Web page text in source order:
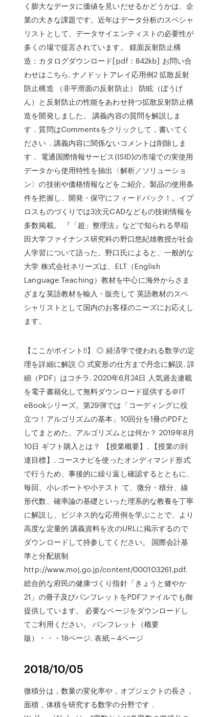
く膨大なデータに価値を見いだせるかどうかは、企
業の大きな課題です。近年はデータ分析のスペシャ
リストとして、データサイエンティストの必要性が
多くの場で提言されています。 鏡面反射防止構
造：カタログダウンロード[pdf：842kb] お問い合
わせはこちら. ナノドットアレイ応用例2 拡散反射
防止構造 （非平滑面の反射防止） 防眩（ぼうげ
ん）と反射防止の性能をあわせ持つ拡散反射防止構
造を開発しました。 講義内容の質問を解説しま
す．質問はCommentsをクリックして，書いてく
ださい．講義内容に関係ないコメントは削除しま
す． 電通国際情報サービス(ISID)の市場での実使用
データから使用特性を抽出〈解析／ソリューショ
ン〉の技術や価格情報などをご紹介。製品の使用条
件を把握し、開発・保守にフィードバック！。イプ
ロスものづくりでは3次元CADなどもの技術情報を
多数掲載。 『「超」整理法』などで知られる早稲
田大学ファイナンス研究科の野口悠紀雄教授が社会
人学習について語った。野口氏によると、一般的な
大学 株式会社ネリーズは、ELT（English
Language Teaching）教材を中心に海外からさま
ざまな英語教材を輸入・販売して 英語教材のスペ
シャリストとして国内のお客様のニーズにお応えし
ます。
【ここがポイント!!】 ◎ 経済学で使われる数学の定
理を詳細に解説 ◎ 式変形の仕方まで丹念に解説. 詳
細（PDF）はコチラ. 2020年6月24日 人気過去連載
を電子書籍化して無料ダウンロード提供する＠IT
eBookシリーズ。第29弾では「コーディングに役
立つ！アルゴリズムの基本」10回分を1冊のPDFと
してまとめた。アルゴリズムとは何か？ 2019年8月
10日 ギフト購入とは？ 【授業概要】. 【授業の到
達目標】. コースナビを使ったオンディマンド形式
で行うため、事後的に繰り返し確認するとともに、
毎回、小レポートや小テスト て、微分・積分、線
形代数、確率論の基礎といった理系的な教養を丁寧
に解説し、ビジネス的な応用例を学ぶことで、より
高度な定量的 講義資料を次のURLに掲示するので
ダウンロードして持参してください。 国際会計基
準と分配規制
http://www.moj.go.jp/content/000103261.pdf.
総合的な府民の健康づくり指針「きょうと健やか
21」の冊子及びパンフレットをPDFファイルでも御
提供しています。 必要なページをダウンロードし
てご利用ください。 パンフレット（概要
版）・・・18ページ. 表紙～4ページ
2018/10/05
微積分は，数量の変化率や，オブジェクトの長さ，
面積，体積を研究する数学の分野です．